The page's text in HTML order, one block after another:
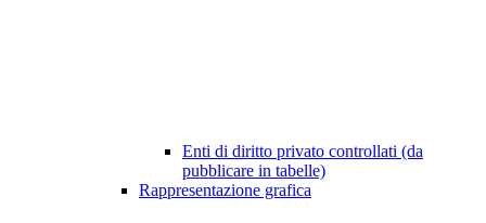
Enti di diritto privato controllati (da
pubblicare in tabelle)
Rappresentazione grafica